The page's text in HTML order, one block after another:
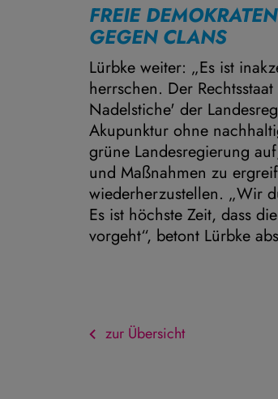
FREIE
GEGEN CLANS
Lürbke weiter: „Es ist
herrschen. Der
Nadelstiche' der
Akupunktur ohne
grüne Landesregierung
und Maßnahmen zu
wiederherzustellen. „Wir
Es ist höchste Zeit, dass
vorgeht“, betont Lürbke
zur Übersicht